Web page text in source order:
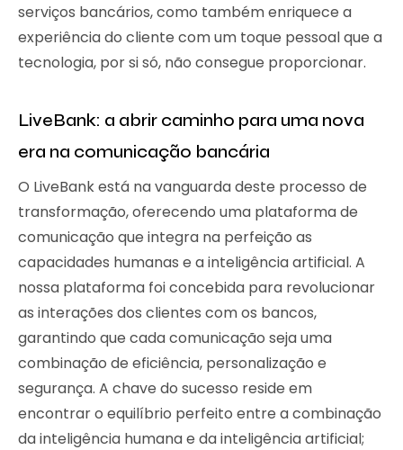
serviços bancários, como também enriquece a
experiência do cliente com um toque pessoal que a
tecnologia, por si só, não consegue proporcionar.
LiveBank: a abrir caminho para uma nova
era na comunicação bancária
O LiveBank está na vanguarda deste processo de
transformação, oferecendo uma plataforma de
comunicação que integra na perfeição as
capacidades humanas e a inteligência artificial. A
nossa plataforma foi concebida para revolucionar
as interações dos clientes com os bancos,
garantindo que cada comunicação seja uma
combinação de eficiência, personalização e
segurança. A chave do sucesso reside em
encontrar o equilíbrio perfeito entre a combinação
da inteligência humana e da inteligência artificial;